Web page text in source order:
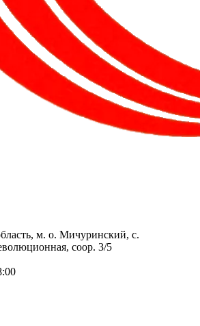
м. о. Мичуринский, с.
соор. 3/5